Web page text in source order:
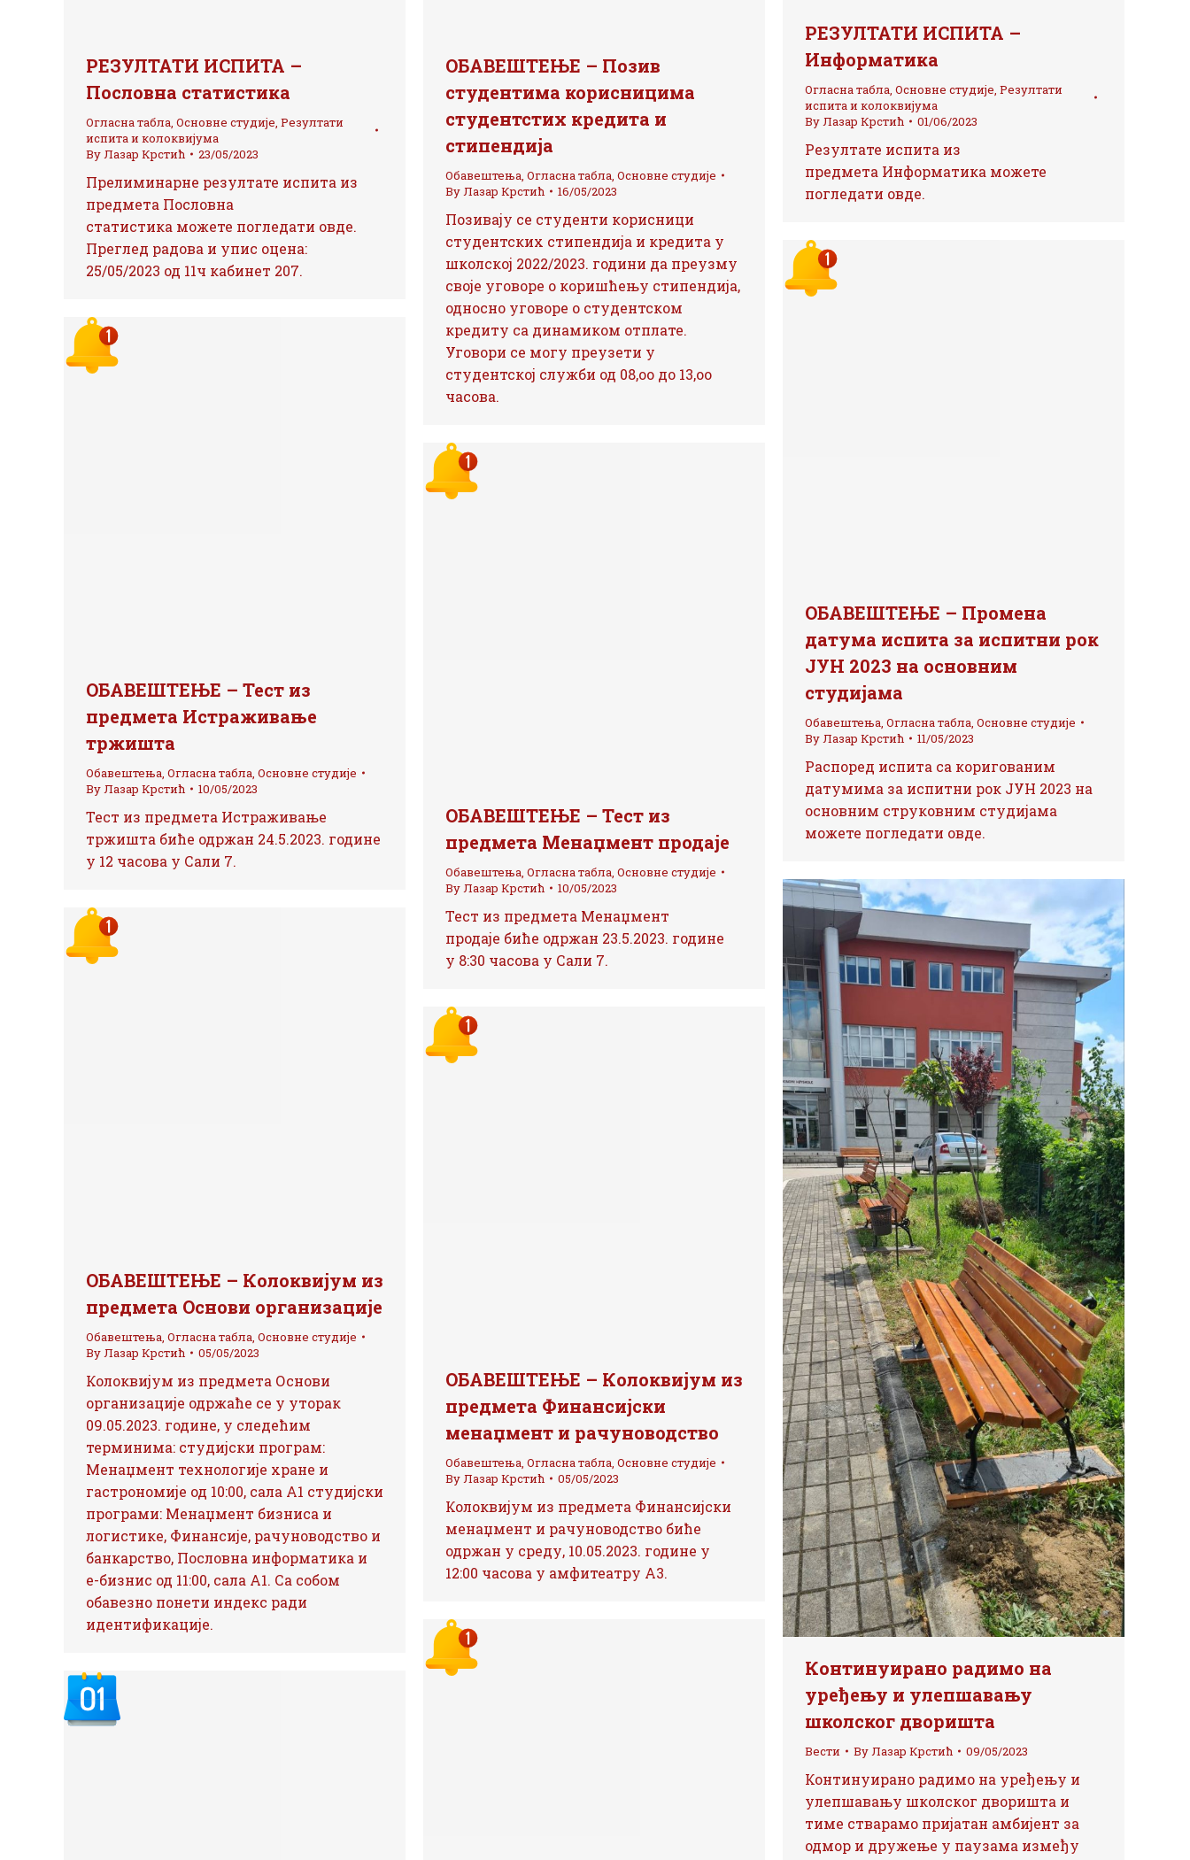
РЕЗУЛТАТИ ИСПИТА –
Информатика
Огласна табла, Основне студије, Резултати
испита и колоквијума
ByЛазар Крстић 01/06/2023
Резултате испита из
предмета Информатика можете
погледати овде.
РЕЗУЛТАТИ ИСПИТА –
Пословна статистика
Огласна табла, Основне студије, Резултати
испита и колоквијума
ByЛазар Крстић 23/05/2023
Прелиминарне резултате испита из
предмета Пословна
статистика можете погледати овде.
Преглед радова и упис оцена:
25/05/2023 од 11ч кабинет 207.
ОБАВЕШТЕЊЕ – Позив
студентима корисницима
студентстих кредита и
стипендија
Обавештења, Огласна табла, Основне студије
ByЛазар Крстић 16/05/2023
Позивају се студенти корисници
студентских стипендија и кредита у
школској 2022/2023. години да преузму
своје уговоре о коришћењу стипендија,
односно уговоре о студентском
кредиту сa динамиком отплате.
Уговори се могу преузети у
студентској служби од 08,оо до 13,оо
часова.
ОБАВЕШТЕЊЕ – Промена
датума испита за испитни рок
ЈУН 2023 на основним
студијама
Обавештења, Огласна табла, Основне студије
ByЛазар Крстић 11/05/2023
Распоред испита са коригованим
датумима за испитни рок ЈУН 2023 на
основним струковним студијама
можете погледати овде.
ОБАВЕШТЕЊЕ – Тест из
предмета Истраживање
тржишта
Обавештења, Огласна табла, Основне студије
ByЛазар Крстић 10/05/2023
Тест из предмета Истраживање
тржишта биће одржан 24.5.2023. године
у 12 часова у Сали 7.
ОБАВЕШТЕЊЕ – Тест из
предмета Менаџмент продаје
Обавештења, Огласна табла, Основне студије
ByЛазар Крстић 10/05/2023
Тест из предмета Менаџмент
продаје биће одржан 23.5.2023. године
у 8:30 часова у Сали 7.
Континуирано радимо на
уређењу и улепшавању
школског дворишта
Вести ByЛазар Крстић 09/05/2023
Континуирано радимо на уређењу и
улепшавању школског дворишта и
тиме стварамо пријатан амбијент за
одмор и дружење у паузама између
ОБАВЕШТЕЊЕ – Колоквијум из
предмета Основи организације
Обавештења, Огласна табла, Основне студије
ByЛазар Крстић 05/05/2023
Колоквијум из предмета Основи
организације одржаће се у уторак
09.05.2023. године, у следећим
терминима: студијски програм:
Менаџмент технологије хране и
гастрономије од 10:00, сала А1 студијски
програми: Менаџмент бизниса и
логистике, Финансије, рачуноводство и
банкарство, Пословна информатика и
е-бизнис од 11:00, сала А1. Са собом
обавезно понети индекс ради
идентификације.
ОБАВЕШТЕЊЕ – Колоквијум из
предмета Финансијски
менаџмент и рачуноводство
Обавештења, Огласна табла, Основне студије
ByЛазар Крстић 05/05/2023
Колоквијум из предмета Финансијски
менаџмент и рачуноводство биће
одржан у среду, 10.05.2023. године у
12:00 часова у амфитеатру А3.